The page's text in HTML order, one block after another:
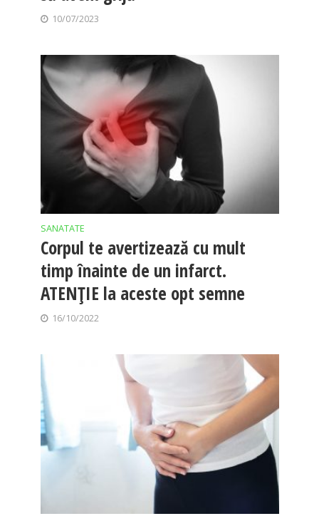
10/07/2023
SANATATE
Corpul te avertizează cu mult
timp înainte de un infarct.
ATENȚIE la aceste opt semne
16/10/2022